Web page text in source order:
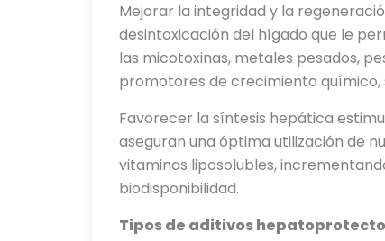
Mejorar la integridad y la
desintoxicación del hígado que le
las micotoxinas, metales pesados,
promotores de crecimiento químico,
Favorecer la síntesis hepática
aseguran una óptima utilización de
vitaminas liposolubles,
biodisponibilidad.
Tipos de aditivos